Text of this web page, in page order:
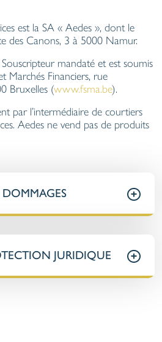
est la SA « Aedes », dont le
des Canons, 3 à 5000 Namur.
mandaté et est soumis
Marchés Financiers, rue
Bruxelles (www.fsma.be).
par l’intermédiaire de courtiers
Aedes ne vend pas de produits
DOMMAGES
JURIDIQUE